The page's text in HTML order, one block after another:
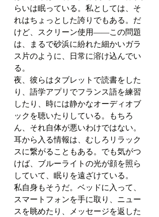
らいは眠っている。私としては、そ
れはちょっとした誇りでもある。だ
けど、スクリーン使用――この問題
は、まるで砂浜に紛れた細かいガラ
ス片のように、日常に溶け込んでい
る。
夜、彼らはタブレットで読書をした
り、語学アプリでフランス語を練習
したり、時には静かなオーディオブ
ックを聴いたりしている。もちろ
ん、それ自体が悪いわけではない。
耳から入る情報は、むしろリラック
スに繋がることもある。でも気がつ
けば、ブルーライトの光が顔を照ら
していて、眠りを遠ざけている。
私自身もそうだ。ベッドに入って、
スマートフォンを手に取り、ニュー
スを眺めたり、メッセージを返した